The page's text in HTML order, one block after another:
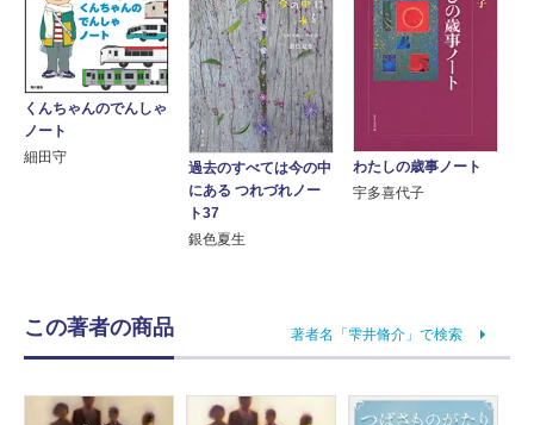
くんちゃんのでんしゃ
ノート
細田守
過去のすべては今の中
にある つれづれノー
ト37
銀色夏生
わたしの歳事ノート
宇多喜代子
この著者の商品 著者名「雫井脩介」で検索